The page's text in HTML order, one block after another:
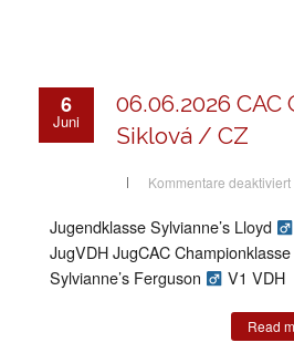
6
Juni
06.06.2026 CAC
Siklová / CZ
Kommentare deaktiviert
V.
Jugendklasse Sylvianne’s Lloyd
JugVDH JugCAC Championklasse
Sylvianne’s Ferguson
V1 VDH
Read